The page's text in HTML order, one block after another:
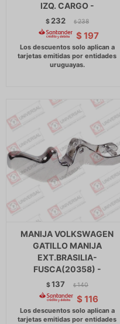
IZQ. CARGO -
$ 232 $ 238
$ 197
MANIJA VOLKSWAGEN
GATILLO MANIJA
EXT.BRASILIA-
FUSCA(20358) -
$137 $ 140
$ 116